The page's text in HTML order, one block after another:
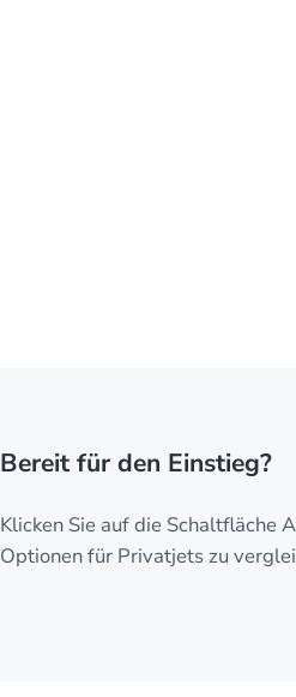
Bereit für den Einstieg?
Klicken Sie auf die Schaltfläche
Optionen für Privatjets zu